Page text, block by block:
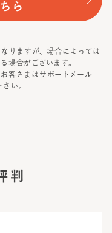
ら
りますが、場合によっては
場合がございます。
客さまはサポートメール
い。
判